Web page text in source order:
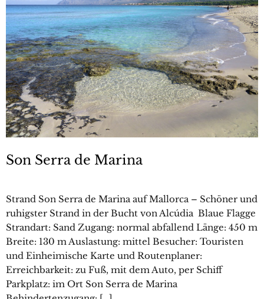
Son Serra de Marina
Strand Son Serra de Marina auf Mallorca – Schöner und
ruhigster Strand in der Bucht von Alcúdia Blaue Flagge
Strandart: Sand Zugang: normal abfallend Länge: 450 m
Breite: 130 m Auslastung: mittel Besucher: Touristen
und Einheimische Karte und Routenplaner:
Erreichbarkeit: zu Fuß, mit dem Auto, per Schiff
Parkplatz: im Ort Son Serra de Marina